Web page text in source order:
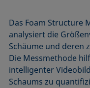
Das Foam Structure
analysiert die
Schäume und deren
Die Messmethode
intelligenter
Schaums zu